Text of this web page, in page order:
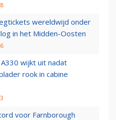
wereldwijd onder
in het Midden-Oosten
A330 wijkt uit nadat
rook in cabine
voor Farnborough